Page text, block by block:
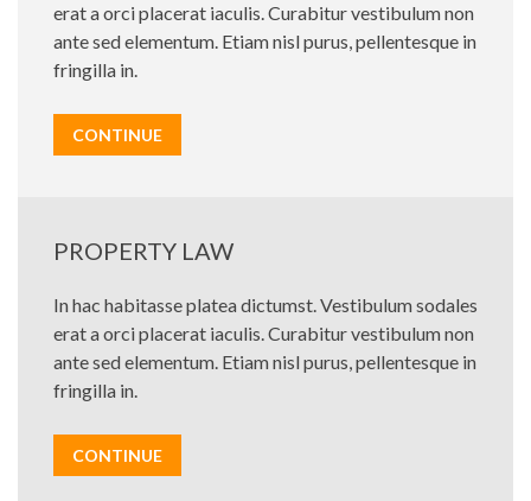
erat a orci placerat iaculis. Curabitur vestibulum non
ante sed elementum. Etiam nisl purus, pellentesque in
fringilla in.
CONTINUE
PROPERTY LAW
In hac habitasse platea dictumst. Vestibulum sodales
erat a orci placerat iaculis. Curabitur vestibulum non
ante sed elementum. Etiam nisl purus, pellentesque in
fringilla in.
CONTINUE